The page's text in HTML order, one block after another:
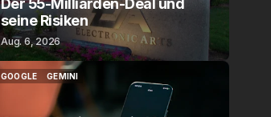
Der 55-Milliarden-Deal und
seine Risiken
Aug. 6, 2026
GOOGLE
GEMINI
GEMINI